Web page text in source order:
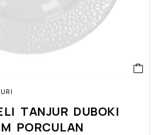
TANJUR DUBOKI
PORCULAN